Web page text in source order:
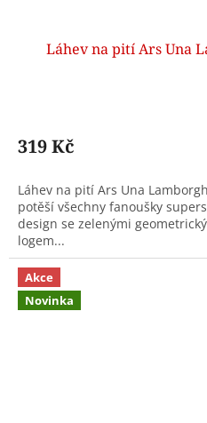
Láhev na pití Ars Una
319 Kč
Láhev na pití Ars Una
potěší všechny fanoušky
design se zelenými
logem...
Akce
Novinka